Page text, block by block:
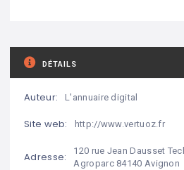
DÉTAILS
Auteur: L'annuaire digital
Site web: http://www.vertuoz.fr
Adresse:
120 rue Jean Dausset
Agroparc 84140 Avignon